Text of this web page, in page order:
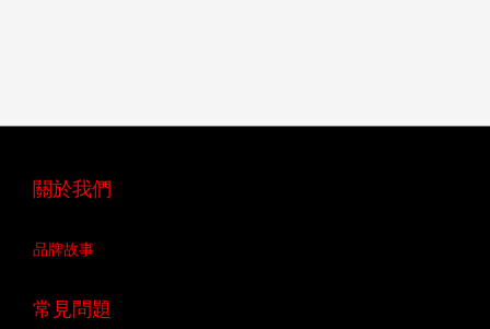
關於我們
品牌故事
常見問題